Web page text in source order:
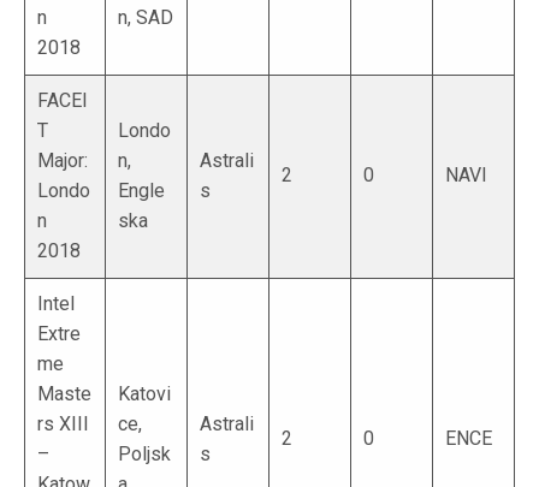
n
2018
n, SAD
FACEI
T
Major:
Londo
n
2018
Londo
n,
Engle
ska
Astrali
s
2 0 NAVI
Intel
Extre
me
Maste
rs XIII
–
Katovi
ce,
Poljsk
Astrali
s
2 0 ENCE